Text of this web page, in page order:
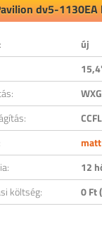
dv5-
új
CCFL
matt
12
költség:
0 Ft